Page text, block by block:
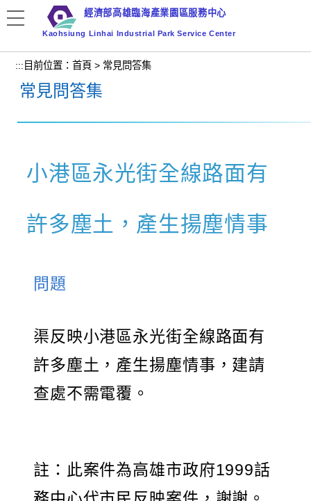
要
容
塊
經濟部高雄臨海產業園區服務中心
Kaohsiung Linhai Industrial Park Service Center
::: 目前位置：首頁 > 常見問答集
常見問答集
小港區永光街全線路面有
許多塵土，產生揚塵情事
問題
渠反映小港區永光街全線路面有
許多塵土，產生揚塵情事，建請
查處不需電覆。
註：此案件為高雄市政府1999話